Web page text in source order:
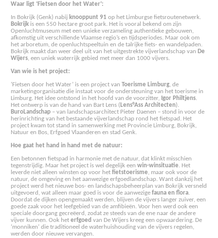
Waar ligt ‘Fietsen door het Water’:
In Bokrijk (Genk) nabij knooppunt 91 op het Limburgse fietsroutenetwerk.
Bokrijk is een 550 hectare groot park. Het is vooral bekend om zijn
Openluchtmuseum met een unieke verzameling authentieke gebouwen,
afkomstig uit verschillende Vlaamse regio’s en tijdsperiodes. Maar ook om
het arboretum, de openluchtspeeltuin en de talrijke fiets- en wandelpaden.
Bokrijk maakt dan weer deel uit van het uitgestrekte vijverlandschap van De
Wijers, een uniek waterrijk gebied met meer dan 1000 vijvers.
Van wie is het project:
‘Fietsen door het Water’ is een project vanToerisme Limburg, de
marketingorganisatie die instaat voor de ondersteuning van het toerisme in
Limburg. Het idee ontstond in het hoofd van de voorzitter, Igor Philtjens.
Het ontwerp is van de hand van Bart Lens ( Lens°Ass Architecten).
BuroLandschap – van landschapsarchitect Pieter Daenen – stond in voor de
herinrichting van het bestaande vijverlandschap rond het fietspad. Het
project kwam tot stand in samenwerking met Provincie Limburg, Bokrijk,
Natuur en Bos, Erfgoed Vlaanderen en stad Genk.
Hoe gaat het hand in hand met de natuur:
Een betonnen fietspad in harmonie met de natuur, dat klinkt misschien
tegenstrijdig. Maar het project is wel degelijk eenwin-winsituatie. Het
leverde niet alleen winsten op voor hetfietstoerisme, maar ook voor de
natuur, de omgeving en het aanwezige erfgoedlandschap. Want dankzij het
project werd het nieuwe bos- en landschapsbeheerplan van Bokrijk versneld
uitgevoerd, wat alleen maar goed is voor de aanwezigefauna en flora.
Doordat de dijken opengemaakt werden, blijven de vijvers langer zuiver, een
goede zaak voor het leefgebied van de amfibieën. Voor hen werd ook een
speciale doorgang gecreëerd, zodat ze steeds van de ene naar de andere
vijver kunnen. Ook heterfgoed van De Wijers kreeg een opwaardering. De
‘monniken’ die traditioneel de waterhuishouding van de vijvers regelen,
werden door nieuwe vervangen.